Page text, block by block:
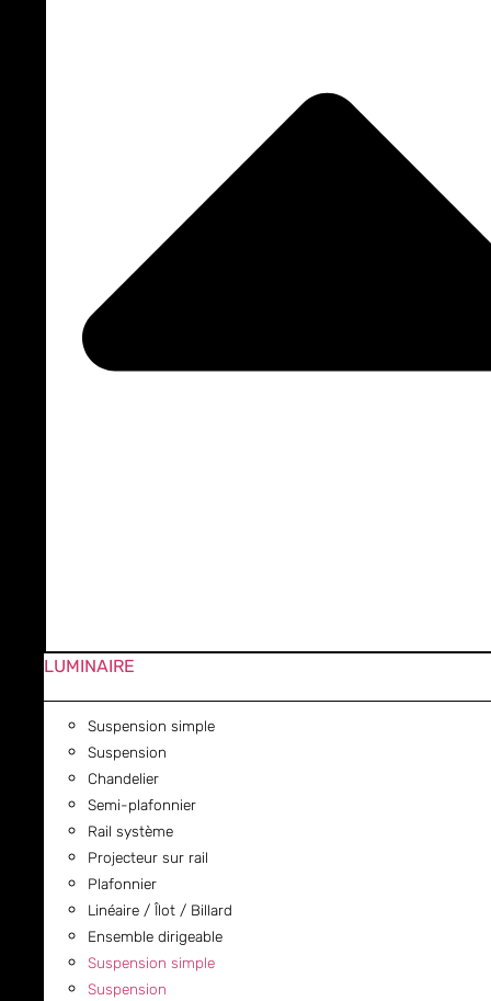
LUMINAIRE
Suspension simple
Suspension
Chandelier
Semi-plafonnier
Rail système
Projecteur sur rail
Plafonnier
Linéaire / Îlot / Billard
Ensemble dirigeable
Suspension simple
Suspension